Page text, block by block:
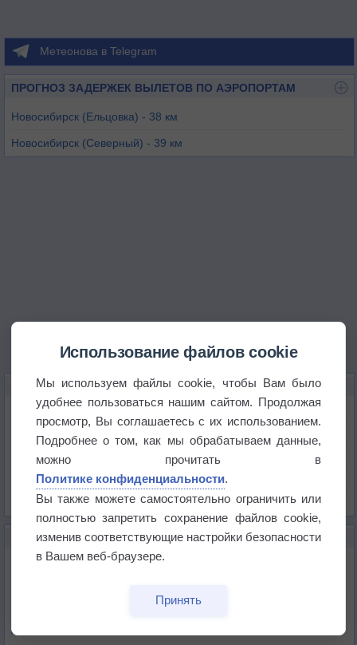
Метеонова в Telegram
ПРОГНОЗ ЗАДЕРЖЕК ВЫЛЕТОВ ПО АЭРОПОРТАМ
Новосибирск (Ельцовка) - 38 км
Новосибирск (Северный) - 39 км
КАРТЫ ПОГОДЫ В БЕРДСКЕ
Температура
Давление
Осадки
Облачность
Список всех карт
НОВОЕ О ПОГОДЕ
Погода в Екатеринбурге 6 августа
Погода в Краснодаре 6 августа
Использование файлов cookie
Мы используем файлы cookie, чтобы Вам было
удобнее пользоваться нашим сайтом. Продолжая
просмотр, Вы соглашаетесь с их использованием.
Подробнее о том, как мы обрабатываем данные,
можно прочитать в
Политике конфиденциальности.
Вы также можете самостоятельно ограничить или
полностью запретить сохранение файлов cookie,
изменив соответствующие настройки безопасности
в Вашем веб-браузере.
Принять